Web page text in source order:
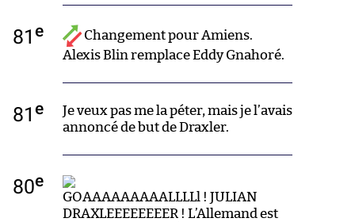
81 e
Changement pour Amiens.
Alexis Blin remplace Eddy Gnahoré.
81 e
Je veux pas me la péter, mais je l’avais
annoncé de but de Draxler.
80e
GOAAAAAAAAALLLLl ! JULIAN
DRAXLEEEEEEEER ! L’Allemand est